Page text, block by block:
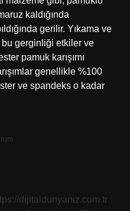
kaldığında
gerilir. Yıkama ve
bu gerginliği etkiler ve
pamuk karışımı
genellikle %100
ve spandeks o kadar
dijitaldunyaniz.com.tr